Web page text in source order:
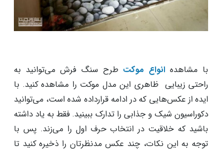
با مشاهدهانواع موکتطرح سنگ فرش می‌توانید به
راحتی زیبایی ظاهری این مدل موکت را مشاهده کنید. با
ایده از عکس‌هایی که در ادامه قرارداده شده است، می‌توانید
دکوراسیون شیک و جذابی را تدارک ببینید. فقط به یاد داشته
باشید که خلاقیت در انتخاب حرف اول را می‌زند. پس با
توجه به این نکات، چند عکس مدنظرتان را ذخیره کنید تا